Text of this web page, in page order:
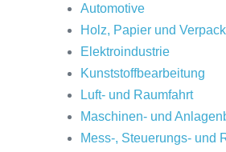
Automotive
Holz, Papier und
Elektroindustrie
Kunststoffbearbeitung
Luft- und Raumfahrt
Maschinen- und
Mess-, Steuerungs- und